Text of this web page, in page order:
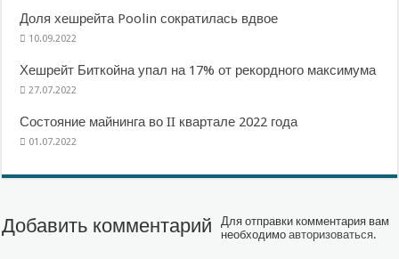
Доля хешрейта Poolin сократилась вдвое
10.09.2022
Хешрейт Биткойна упал на 17% от рекордного максимума
27.07.2022
Состояние майнинга во II квартале 2022 года
01.07.2022
Добавить комментарий
Для отправки комментария вам
необходимоавторизоваться.